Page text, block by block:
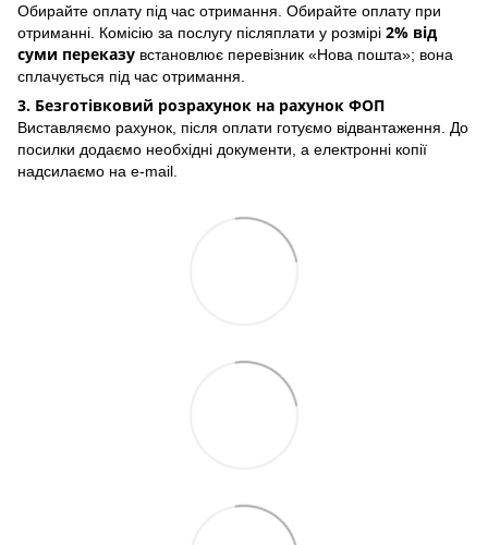
Обирайте оплату під час отримання. Обирайте оплату при
отриманні. Комісію за послугу післяплати у розмірі 2% від
суми переказу встановлює перевізник «Нова пошта»; вона
сплачується під час отримання.
3. Безготівковий розрахунок на рахунок ФОП
Виставляємо рахунок, після оплати готуємо відвантаження. До
посилки додаємо необхідні документи, а електронні копії
надсилаємо на e-mail.